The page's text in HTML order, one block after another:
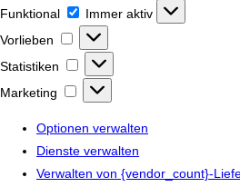
Funktional
Funktional
Immer aktiv
Vorlieben
Vorlieben
Statistiken Statistiken
Marketing Marketing
Optionen verwalten
Dienste verwalten
Verwalten von {vendor_count}-